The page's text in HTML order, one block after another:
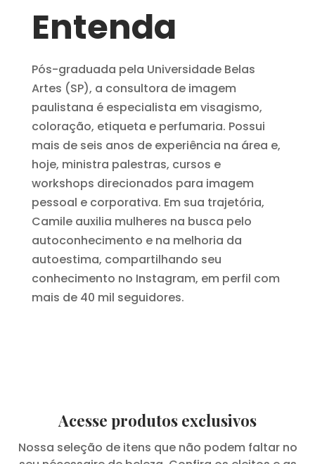
Entenda
Pós-graduada pela Universidade Belas
Artes (SP), a consultora de imagem
paulistana é especialista em visagismo,
coloração, etiqueta e perfumaria. Possui
mais de seis anos de experiência na área e,
hoje, ministra palestras, cursos e
workshops direcionados para imagem
pessoal e corporativa. Em sua trajetória,
Camile auxilia mulheres na busca pelo
autoconhecimento e na melhoria da
autoestima, compartilhando seu
conhecimento no Instagram, em perfil com
mais de 40 mil seguidores.
Acesse produtos exclusivos
Nossa seleção de itens que não podem faltar no